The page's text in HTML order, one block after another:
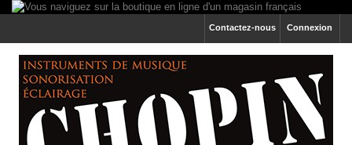
Connexion
Contactez-nous